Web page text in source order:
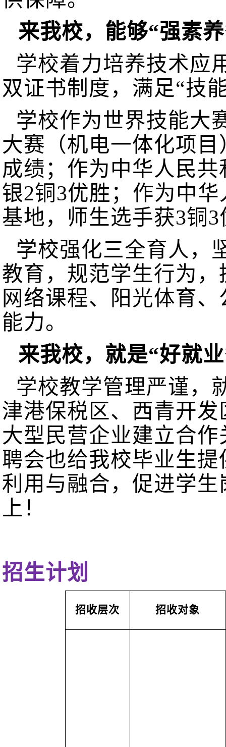
来我校，能够“强素
学校着力培养技术应
双证书制度，满足“技
学校作为世界技能大
大赛（机电一体化项
成绩；作为中华人民
银2铜3优胜；作为中
基地，师生选手获3铜
学校强化三全育人，
教育，规范学生行为
网络课程、阳光体育
能力。
来我校，就是“好就
学校教学管理严谨，
津港保税区、西青开
大型民营企业建立合
聘会也给我校毕业生
利用与融合，促进学
上！
招生计划
招收层次 招收对象